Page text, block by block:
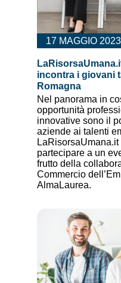
17 MAGGIO 2023
incontra i giovani
Romagna
Nel panorama in
opportunità
innovative sono il
aziende ai talenti
partecipare a un
frutto della
Commercio
AlmaLaurea.